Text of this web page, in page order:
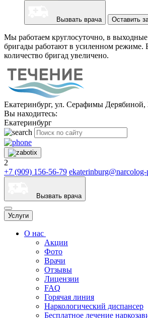
Вызвать врача Оставить
Мы работаем круглосуточно, в
бригады работают в усиленном режиме.
количество бригад увеличено.
Екатеринбург, ул. Серафимы Дерябиной,
Вы находитесь:
Екатеринбург
2
+7 (909) 156-56-79
Вызвать врача
Услуги
О нас
Акции
Фото
Врачи
Отзывы
Лицензии
FAQ
Горячая линия
Наркологический диспансер
Бесплатное лечение